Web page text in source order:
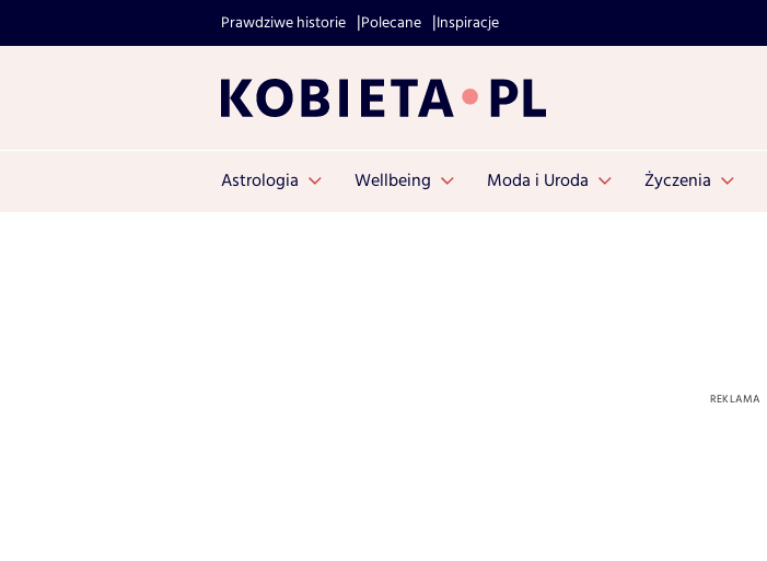
Prawdziwe historie Polecane Inspiracje
Astrologia Wellbeing Moda i Uroda Życzenia